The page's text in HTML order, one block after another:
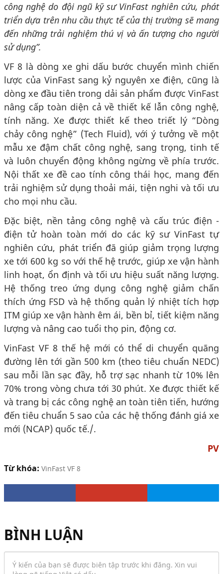
công nghệ do đội ngũ kỹ sư VinFast nghiên cứu, phát
triển dựa trên nhu cầu thực tế của thị trường sẽ mang
đến những trải nghiệm thú vị và ấn tượng cho người
sử dụng”.
VF 8 là dòng xe ghi dấu bước chuyển mình chiến
lược của VinFast sang kỷ nguyên xe điện, cũng là
dòng xe đầu tiên trong dải sản phẩm được VinFast
nâng cấp toàn diện cả về thiết kế lẫn công nghệ,
tính năng. Xe được thiết kế theo triết lý “Dòng
chảy công nghệ” (Tech Fluid), với ý tưởng về một
mẫu xe đậm chất công nghệ, sang trọng, tinh tế
và luôn chuyển động không ngừng về phía trước.
Nội thất xe đề cao tính công thái học, mang đến
trải nghiệm sử dụng thoải mái, tiện nghi và tối ưu
cho mọi nhu cầu.
Đặc biệt, nền tảng công nghệ và cấu trúc điện -
điện tử hoàn toàn mới do các kỹ sư VinFast tự
nghiên cứu, phát triển đã giúp giảm trọng lượng
xe tới 600 kg so với thế hệ trước, giúp xe vận hành
linh hoạt, ổn định và tối ưu hiệu suất năng lượng.
Hệ thống treo ứng dụng công nghệ giảm chấn
thích ứng FSD và hệ thống quản lý nhiệt tích hợp
ITM giúp xe vận hành êm ái, bền bỉ, tiết kiệm năng
lượng và nâng cao tuổi thọ pin, động cơ.
VinFast VF 8 thế hệ mới có thể di chuyển quãng
đường lên tới gần 500 km (theo tiêu chuẩn NEDC)
sau mỗi lần sạc đầy, hỗ trợ sạc nhanh từ 10% lên
70% trong vòng chưa tới 30 phút. Xe được thiết kế
và trang bị các công nghệ an toàn tiên tiến, hướng
đến tiêu chuẩn 5 sao của các hệ thống đánh giá xe
mới (NCAP) quốc tế./.
PV
Từ khóa: VinFast VF 8
BÌNH LUẬN